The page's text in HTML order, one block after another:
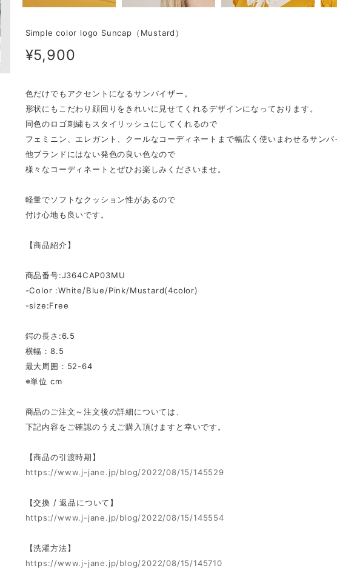
Simple color logo Suncap（Mustard）
¥5,900
色だけでもアクセントになるサンバイザー。
形状にもこだわり顔回りをきれいに見せてくれるデザインになっております。
同色のロゴ刺繍もスタイリッシュにしてくれるので
フェミニン、エレガント、クールなコーディネートまで幅広く使いまわせるサン
他ブランドにはない発色の良い色なので
様々なコーディネートとぜひお楽しみくださいませ。
軽量でソフトなクッション性があるので
付け心地も良いです。
【商品紹介】
商品番号:J364CAP03MU
-Color :White/Blue/Pink/Mustard(4color)
-size:Free
鍔の長さ:6.5
横幅：8.5
最大周囲：52-64
※単位 cm
商品のご注文～注文後の詳細については、
下記内容をご確認のうえご購入頂けますと幸いです。
【商品の引渡時期】
https://www.j-jane.jp/blog/2022/08/15/145529
【交換 / 返品について】
https://www.j-jane.jp/blog/2022/08/15/145554
【洗濯方法】
https://www.j-jane.jp/blog/2022/08/15/145710